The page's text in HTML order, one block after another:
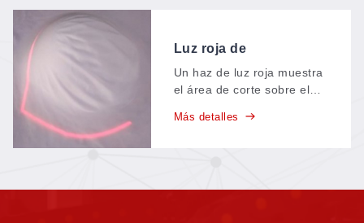
escaneo y la ejecución.
Luz roja de
posicionamiento
Un haz de luz roja muestra
el área de corte sobre el
active el láser; así, los
en cuestión de segundos.
Más detalles